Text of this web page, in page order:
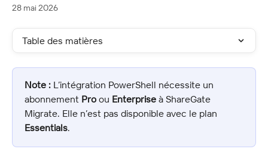
28 mai 2026
Table des matières
Note : L’intégration PowerShell nécessite un
abonnement Pro ou Enterprise à ShareGate
Migrate. Elle n’est pas disponible avec le plan
Essentials.